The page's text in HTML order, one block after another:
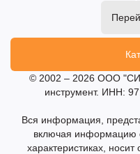
© 2002 – 2026 ООО
инструмент. ИНН:
Вся информация,
включая информацию
характеристиках,